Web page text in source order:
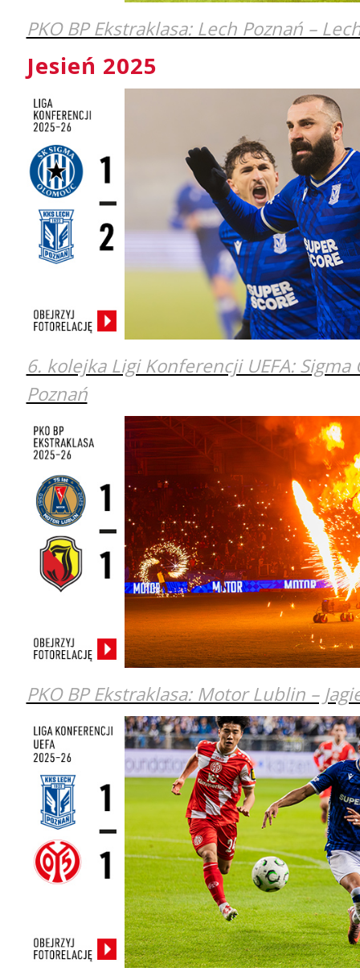
PKO BP Ekstraklasa: Lech Poznań –
Jesień 2025
6. kolejka Ligi Konferencji UEFA: Sigma
Poznań
PKO BP Ekstraklasa: Motor Lublin –